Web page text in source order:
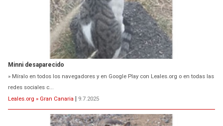
Minni desaparecido
» Míralo en todos los navegadores y en Google Play con Leales.org o en todas las
redes sociales c...
Leales.org » Gran Canaria | 9.7.2025